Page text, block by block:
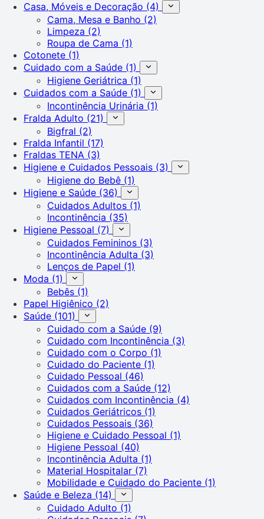
Casa, Móveis e Decoração (4)
Cama, Mesa e Banho (2)
Limpeza (2)
Roupa de Cama (1)
Cotonete (1)
Cuidado com a Saúde (1)
Higiene Geriátrica (1)
Cuidados com a Saúde (1)
Incontinência Urinária (1)
Fralda Adulto (21)
Bigfral (2)
Fralda Infantil (17)
Fraldas TENA (3)
Higiene e Cuidados Pessoais (3)
Higiene do Bebê (1)
Higiene e Saúde (36)
Cuidados Adultos (1)
Incontinência (35)
Higiene Pessoal (7)
Cuidados Femininos (3)
Incontinência Adulta (3)
Lenços de Papel (1)
Moda (1)
Bebês (1)
Papel Higiênico (2)
Saúde (101)
Cuidado com a Saúde (9)
Cuidado com Incontinência (3)
Cuidado com o Corpo (1)
Cuidado do Paciente (1)
Cuidado Pessoal (46)
Cuidados com a Saúde (12)
Cuidados com Incontinência (4)
Cuidados Geriátricos (1)
Cuidados Pessoais (36)
Higiene e Cuidado Pessoal (1)
Higiene Pessoal (40)
Incontinência Adulta (1)
Material Hospitalar (7)
Mobilidade e Cuidado do Paciente (1)
Saúde e Beleza (14)
Cuidado Adulto (1)